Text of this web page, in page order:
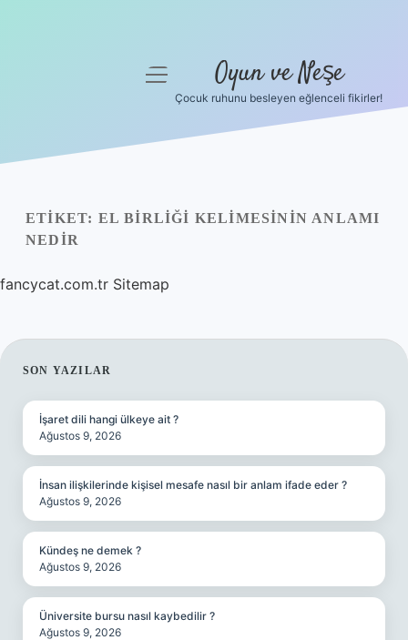
Yasal Uyarı
menüyü
Oyun ve Neşe
Çocuk ruhunu besleyen eğlenceli fikirler!
ETIKET: EL BIRLIĞI KELIMESININ ANLAMI
NEDIR
fancycat.com.tr Sitemap
SIDEBAR
SON YAZILAR
İşaret dili hangi ülkeye ait ?
Ağustos 9, 2026
İnsan ilişkilerinde kişisel mesafe nasıl bir anlam ifade eder ?
Ağustos 9, 2026
Kündeş ne demek ?
Ağustos 9, 2026
Üniversite bursu nasıl kaybedilir ?
Ağustos 9, 2026